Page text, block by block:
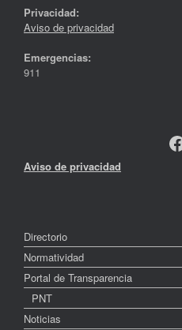
Privacidad:
Aviso de privacidad
Emergencias:
911
Facebook
Aviso de privacidad
Directorio
Normatividad
Portal de Transparencia
PNT
Noticias